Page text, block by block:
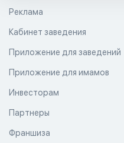
Реклама
Кабинет заведения
Приложение для заведений
Приложение для имамов
Инвесторам
Партнеры
Франшиза